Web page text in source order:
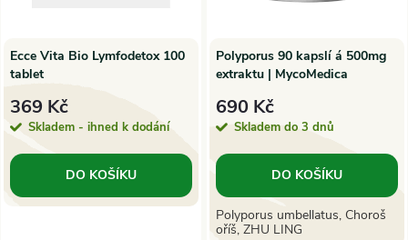
p
r
o
d
p
r
o
d
Ecce Vita Bio Lymfodetox 100
tablet
369 Kč
Skladem - ihned k dodání
DO KOŠÍKU
Polyporus 90 kapslí á 500mg
extraktu | MycoMedica
690 Kč
Skladem do 3 dnů
DO KOŠÍKU
Polyporus umbellatus, Choroš
oříš, ZHU LING